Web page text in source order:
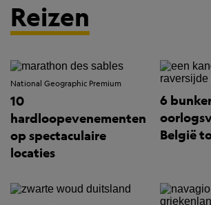
Reizen
National Geographic Premium
10
hardloopevenementen
op spectaculaire
locaties
6
België